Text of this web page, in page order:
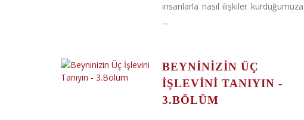
insanlarla nasıl ilişkiler kurduğumuza
...
BEYNINIZIN ÜÇ
İŞLEVINI TANIYIN -
3.BÖLÜM